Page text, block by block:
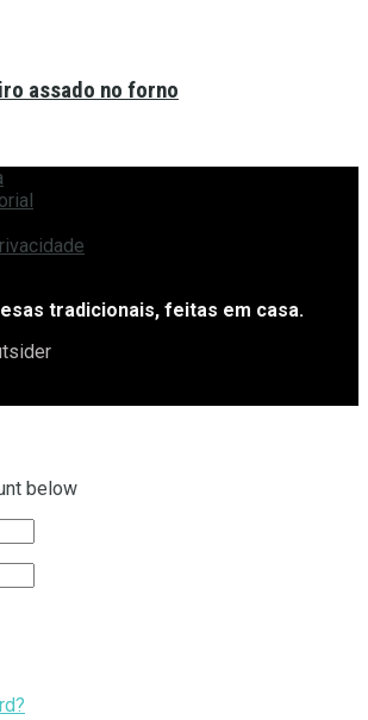
assado no forno
tradicionais, feitas em casa.
below